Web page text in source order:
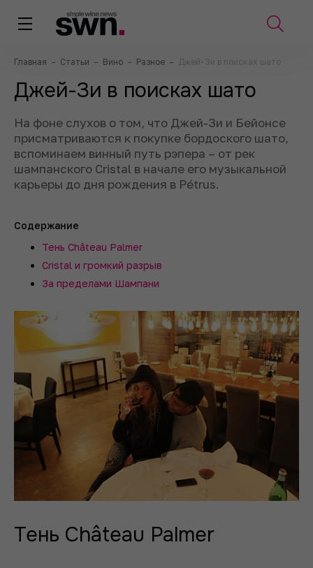
Главная – Статьи – Вино – Разное – Джей-Зи в поисках шато
Джей-Зи в поисках шато
На фоне слухов о том, что Джей-Зи и Бейонсе
присматриваются к покупке бордоского шато,
вспоминаем винный путь рэпера – от рек
шампанского Cristal в начале его музыкальной
карьеры до дня рождения в Pétrus.
Содержание
Тень Château Palmer
Cristal и громкий разрыв
За пределами Шампани
Тень Château Palmer